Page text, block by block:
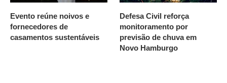
Evento reúne noivos e
fornecedores de
casamentos sustentáveis
Defesa Civil reforça
monitoramento por
previsão de chuva em
Novo Hamburgo